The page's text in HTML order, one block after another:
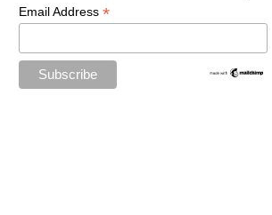
Email Address *